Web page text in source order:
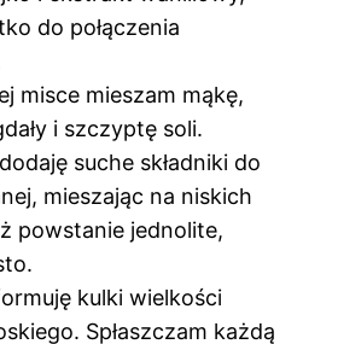
do połączenia
misce mieszam mąkę,
i szczyptę soli.
suche składniki do
mieszając na niskich
powstanie jednolite,
kulki wielkości
Spłaszczam każdą